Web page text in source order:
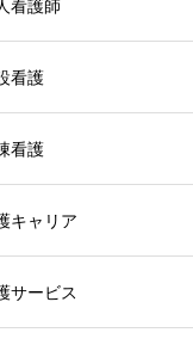
看護師
看護
看護
キャリア
サービス